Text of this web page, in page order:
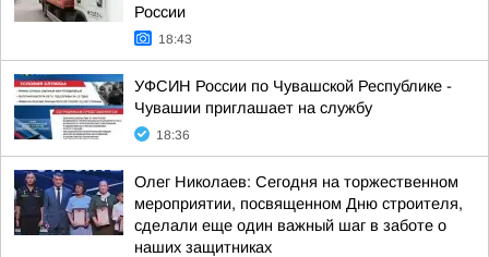
России
18:43
УФСИН России по Чувашской Республике -
Чувашии приглашает на службу
18:36
Олег Николаев: Сегодня на торжественном
мероприятии, посвященном Дню строителя,
сделали еще один важный шаг в заботе о
наших защитниках